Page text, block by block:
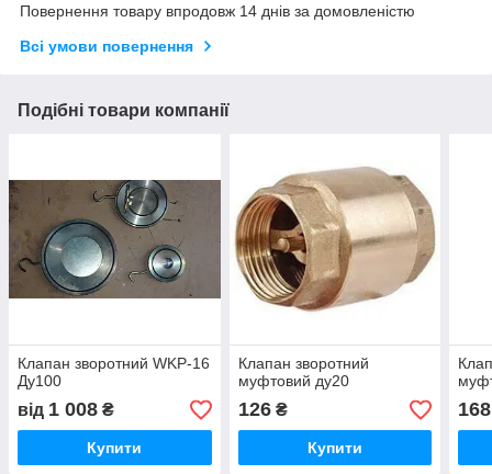
Повернення товару впродовж 14 днів за домовленістю
Всі умови повернення
Подібні товари компанії
Клапан зворотний WKP-16
Ду100
від 1 008 ₴
Купити
Клапан зворотний
муфтовий ду20
126₴
Купити
168